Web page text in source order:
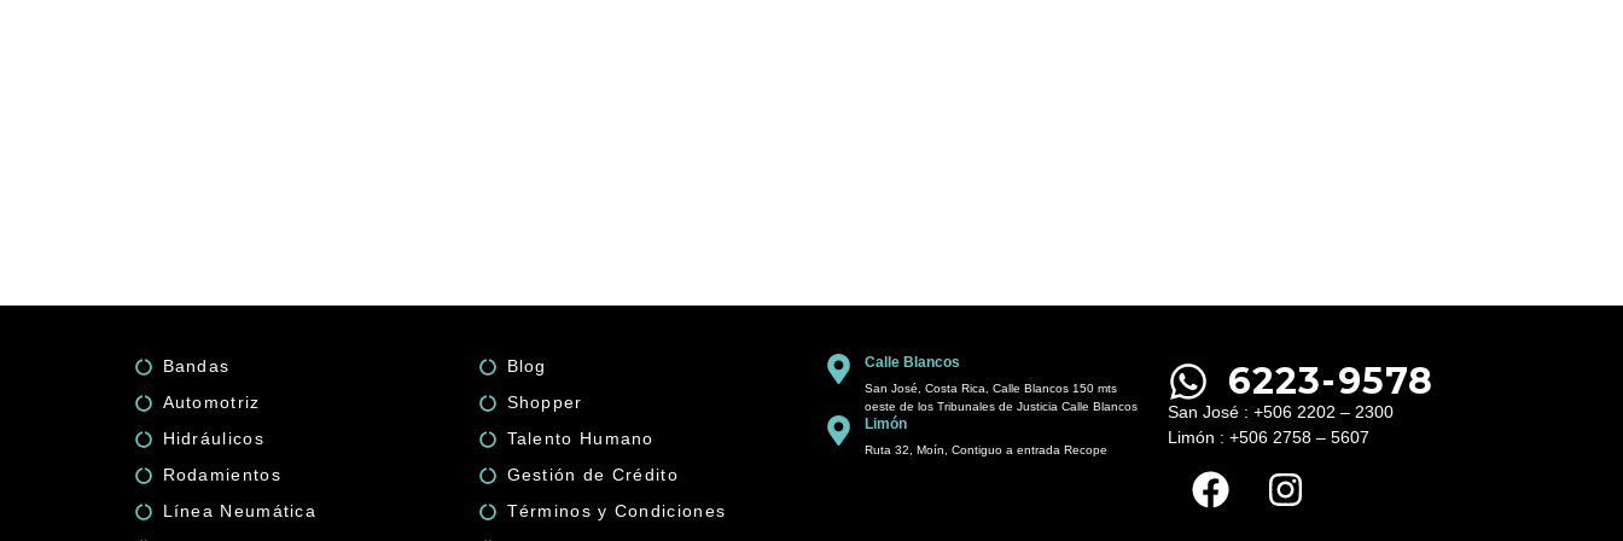
Bandas
Automotriz
Hidráulicos
Rodamientos
Línea Neumática
Blog
Shopper
Talento Humano
Gestión de Crédito
Términos y Condiciones
Calle Blancos
San José, Costa Rica, Calle Blancos 150 mts
oeste de los Tribunales de Justicia Calle Blancos
Limón
Ruta 32, Moín, Contiguo a entrada Recope
6223-9578
San José : +506 2202 – 2300
Limón : +506 2758 – 5607